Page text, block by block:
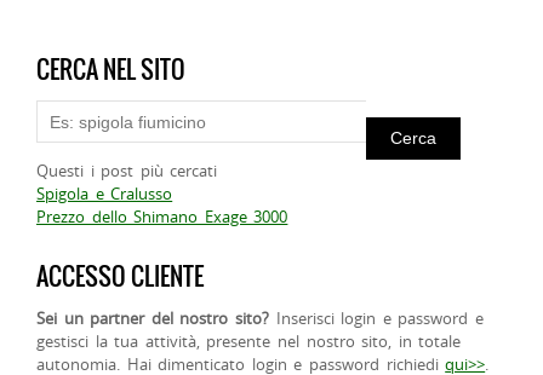
CERCA NEL SITO
Questi i post più cercati
Spigola e Cralusso
Prezzo dello Shimano Exage 3000
ACCESSO CLIENTE
Sei un partner del nostro sito? Inserisci login e password e
gestisci la tua attività, presente nel nostro sito, in totale
autonomia. Hai dimenticato login e password richiediqui>>.